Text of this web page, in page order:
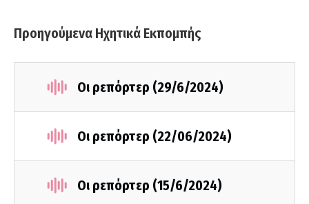
Προηγούμενα Ηχητικά Εκπομπής
Οι ρεπόρτερ (29/6/2024)
Οι ρεπόρτερ (22/06/2024)
Οι ρεπόρτερ (15/6/2024)